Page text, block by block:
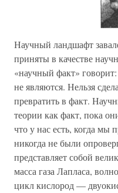
Научный ландшафт
приняты в качестве
«научный факт»
не являются. Нельзя
превратить в факт.
теории как факт, пока
что у нас есть, когда мы
никогда не были
представляет собой
масса газа Лапласа,
цикл кислород —